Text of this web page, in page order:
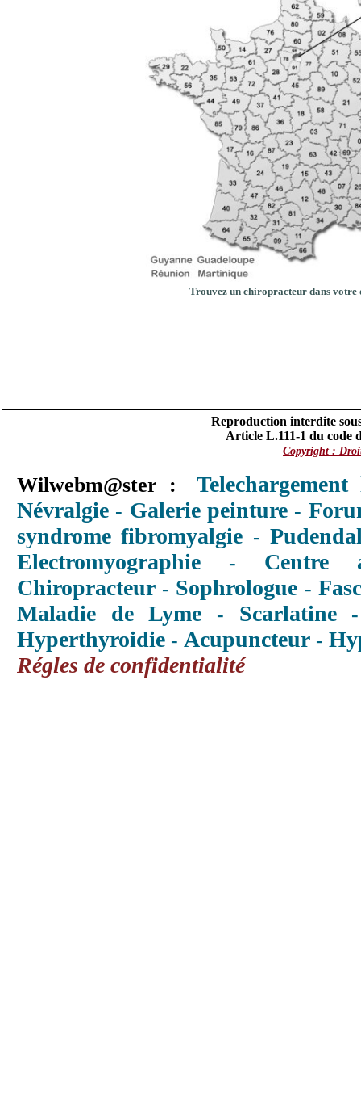
Trouvez un chiropracteur dans votre
Reproduction interdite
Article L.111-1 du code
Copyright :
Wilwebm@ster :
Telechargement
Névralgie - Galerie peinture-
syndrome fibromyalgie -
Electromyographie - Centre
Chiropracteur - Sophrologue -
Maladie de Lyme - Scarlatine
Hyperthyroidie -Acupuncteur -
Régles de confidentialité